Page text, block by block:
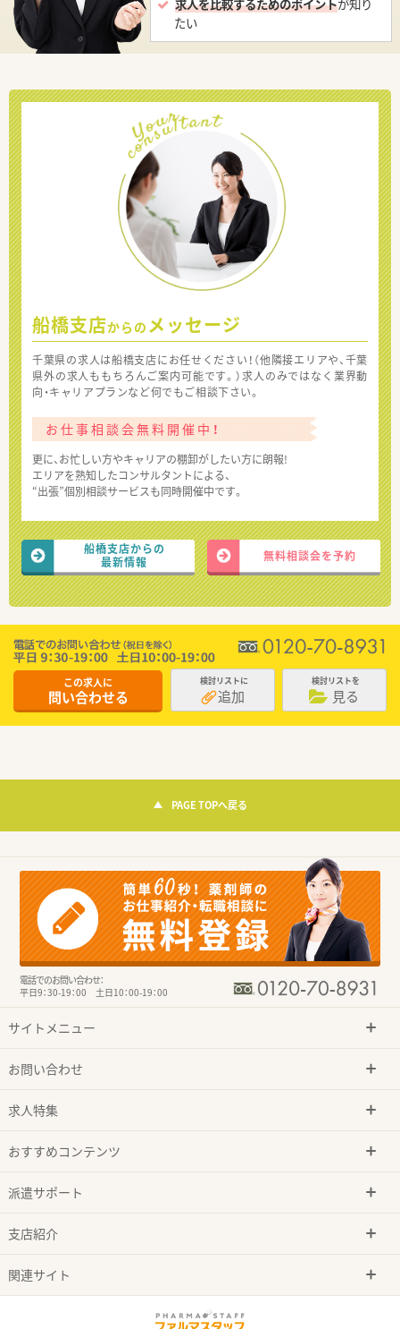
求人を比較するためのポイントが知り
たい
船橋支店からの メッセージ
千葉県の求人は船橋支店にお任せください！（他隣接エリアや、千葉
県外の求人ももちろんご案内可能です。）求人のみではなく業界動
向・キャリアプランなど何でもご相談下さい。
お仕事相談会無料開催中！
更に、お忙しい方やキャリアの棚卸がしたい方に朗報!
エリアを熟知したコンサルタントによる、
“出張”個別相談サービスも同時開催中です。
船橋支店からの
最新情報
無料相談会を予約
この求人に
問い合わせる
検討リストに
追加
検討リストを
見る
PAGE TOPへ戻る
電話でのお問い合わせ：
平日9：30-19：00 土日10：00-19：00
サイトメニュー
お問い合わせ
求人特集
おすすめコンテンツ
派遣サポート
支店紹介
関連サイト